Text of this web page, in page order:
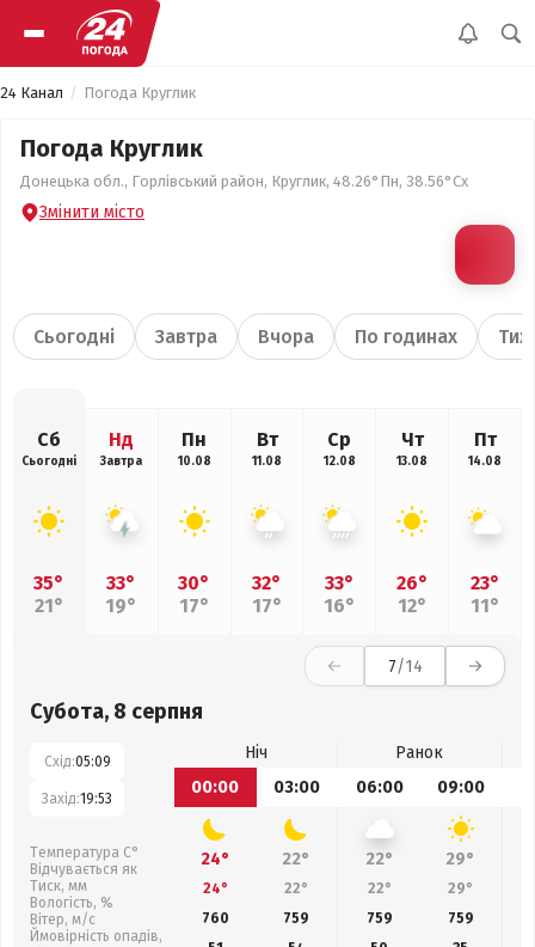
24 Канал Погода Круглик
Погода Круглик
Донецька обл., Горлівський район, Круглик, 48.26°Пн, 38.56°Сх
Змінити місто
Сьогодні Завтра Вчора По годинах
Сб
Сьогодні
35°
21°
Нд
Завтра
33°
19°
Пн
10.08
30°
17°
Вт
11.08
32°
17°
Ср
12.08
33°
16°
Чт
13.08
26°
12°
Пт
14.08
23°
11°
7/14
Субота, 8 серпня
Схід:05:09
Захід:19:53
Температура С°
Відчувається як
Тиск, мм
Вологість, %
Вітер, м/с
Ймовірність опадів,
Ніч
Ранок
00:00
03:00 06:00 09:00
24° 22° 22° 29°
24° 22° 22° 29°
760
759 759 759